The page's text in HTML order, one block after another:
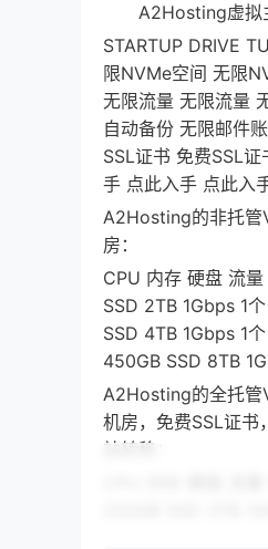
A2Hosting虚拟主
STARTUP DRIVE
限NVMe空间 无限
无限流量 无限流量
自动备份 无限邮件
SSL证书 免费SSL
手 点此入手 点此入
A2Hosting的非托管
房：
CPU 内存 硬盘 流
SSD 2TB 1Gbps 1
SSD 4TB 1Gbps 1
450GB SSD 8TB
A2Hosting的全托管
机房，免费SSL证
站转移：
CPU 内存 硬盘 流